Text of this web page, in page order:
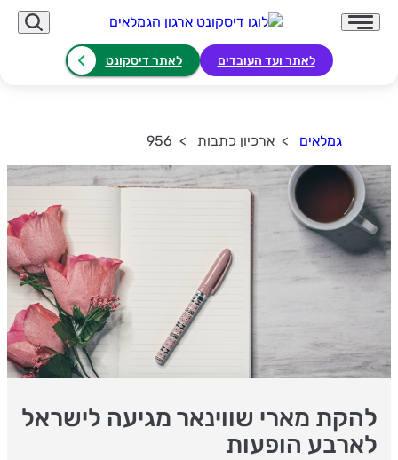
לאתר ועד העובדים לאתר דיסקונט
גמלאים ארכיון כתבות 956
להקת מארי שווינאר מגיעה לישראל
לארבע הופעות